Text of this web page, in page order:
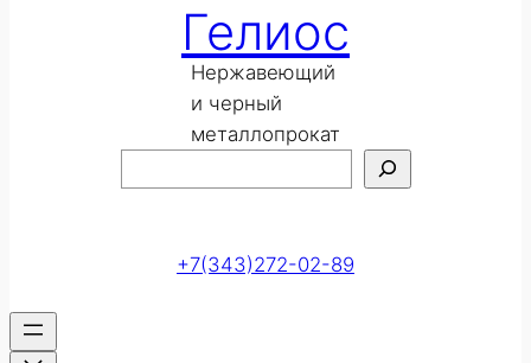
Гелиос
Нержавеющий
и черный
металлопрокат
+7(343)272-02-89